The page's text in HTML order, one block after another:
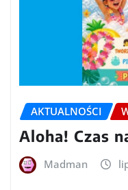
AKTUALNOŚCI
Aloha! Czas
Madman